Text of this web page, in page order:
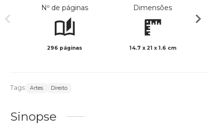
Nº de páginas
296 páginas
Dimensões
14.7 x 21 x 1.6 cm
Tags: Artes Direito
Sinopse